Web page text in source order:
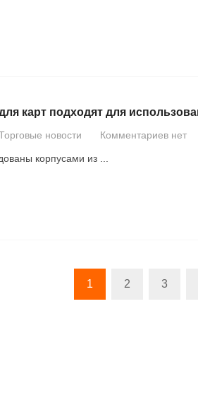
карт подходят для
новости Комментариев нет
корпусами из ...
1 2 3